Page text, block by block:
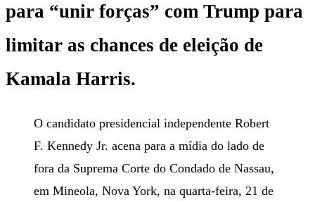
para “unir forças” com Trump para
limitar as chances de eleição de
Kamala Harris.
O candidato presidencial independente Robert
F. Kennedy Jr. acena para a mídia do lado de
fora da Suprema Corte do Condado de Nassau,
em Mineola, Nova York, na quarta-feira, 21 de